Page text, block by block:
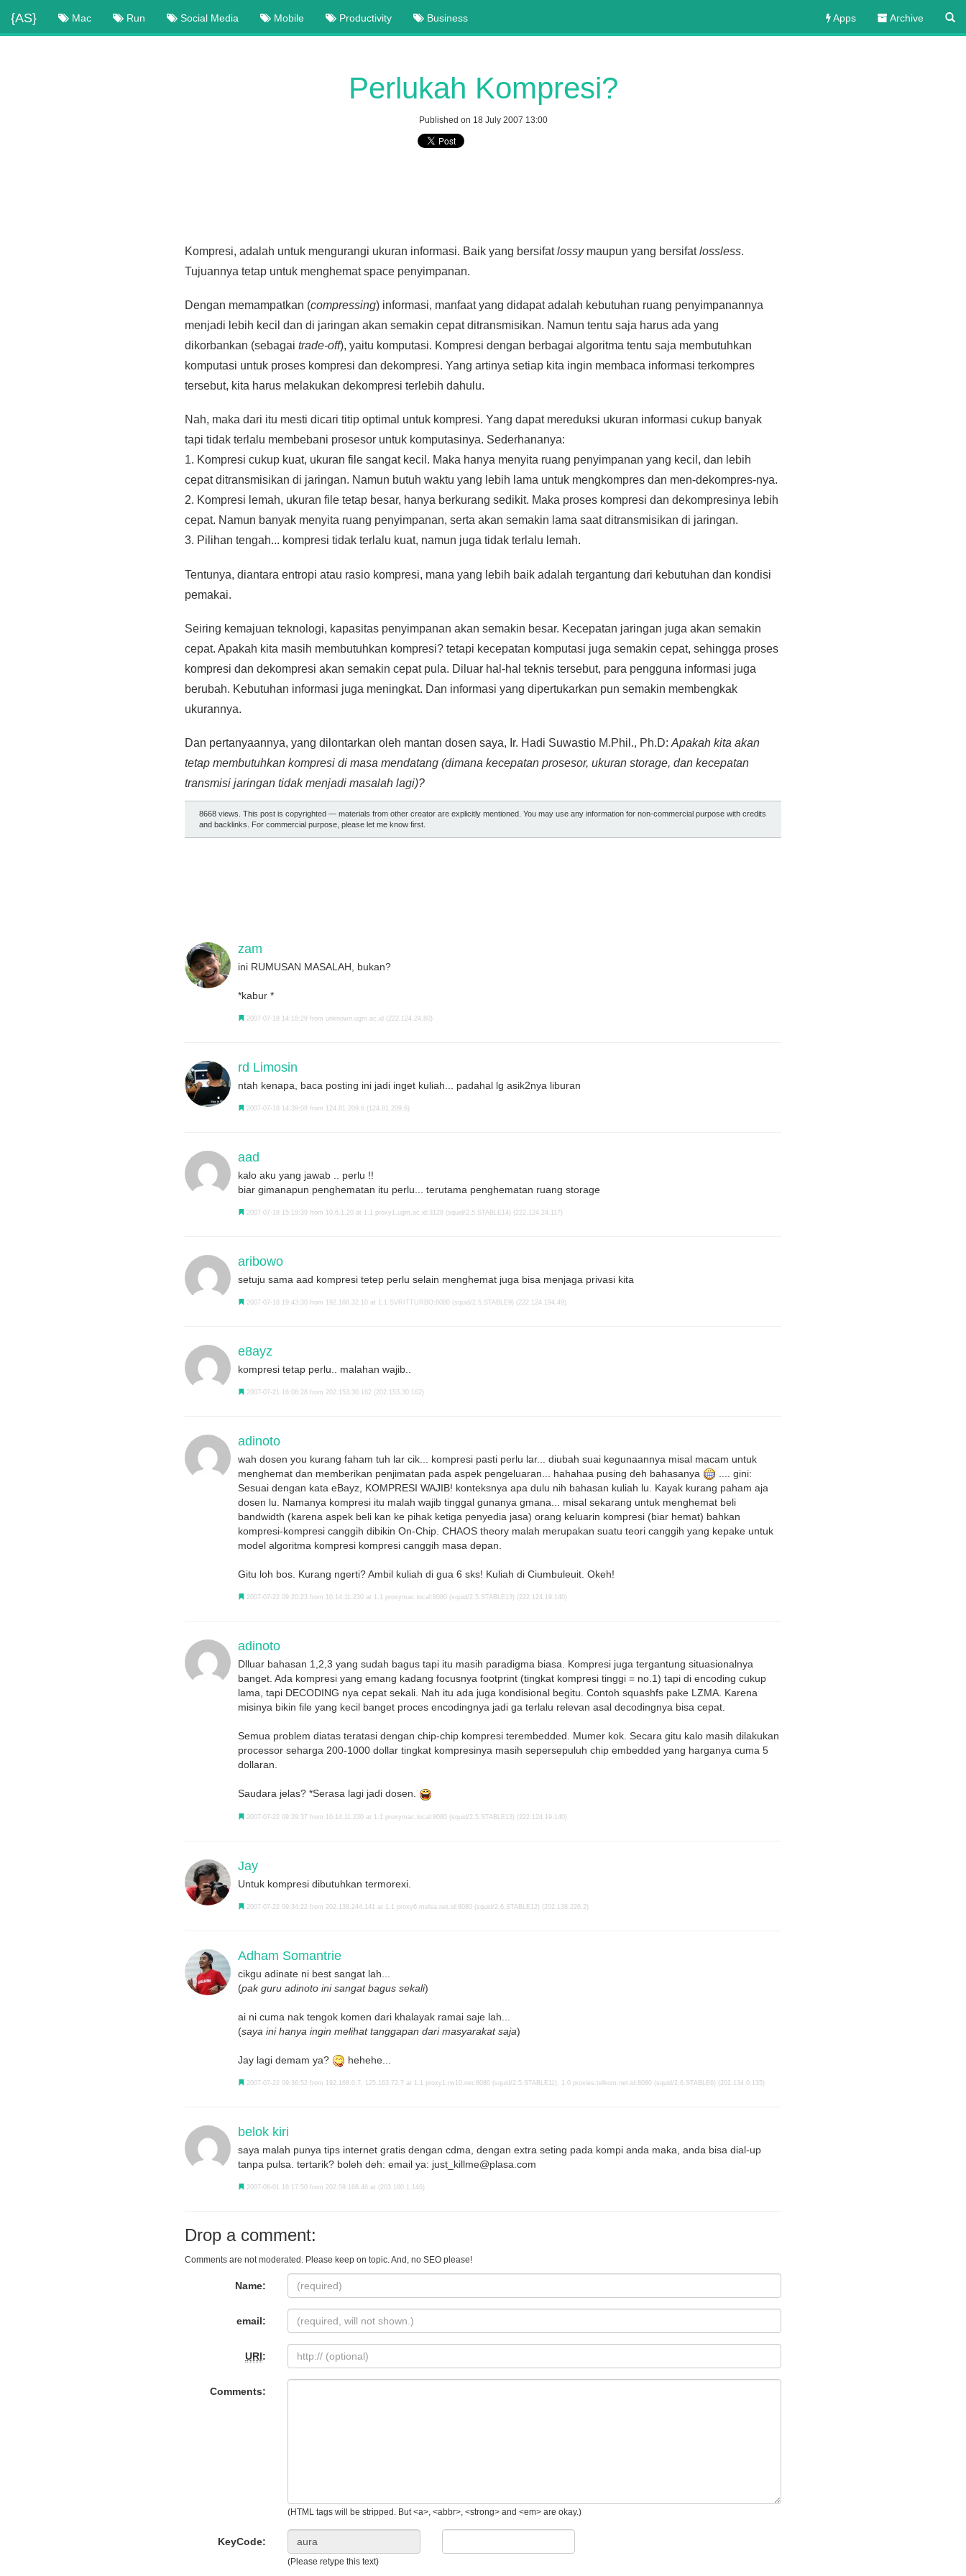
{AS} Mac Run Social Media Mobile Productivity Business Apps Archive
Perlukah Kompresi?
Published on 18 July 2007 13:00
Kompresi, adalah untuk mengurangi ukuran informasi. Baik yang bersifatlossymaupun yang bersifatlossless.
Tujuannya tetap untuk menghemat space penyimpanan.
Dengan memampatkan (compressing) informasi, manfaat yang didapat adalah kebutuhan ruang penyimpanannya
menjadi lebih kecil dan di jaringan akan semakin cepat ditransmisikan. Namun tentu saja harus ada yang
dikorbankan (sebagai trade-off), yaitu komputasi. Kompresi dengan berbagai algoritma tentu saja membutuhkan
komputasi untuk proses kompresi dan dekompresi. Yang artinya setiap kita ingin membaca informasi terkompres
tersebut, kita harus melakukan dekompresi terlebih dahulu.
Nah, maka dari itu mesti dicari titip optimal untuk kompresi. Yang dapat mereduksi ukuran informasi cukup banyak
tapi tidak terlalu membebani prosesor untuk komputasinya. Sederhananya:
1. Kompresi cukup kuat, ukuran file sangat kecil. Maka hanya menyita ruang penyimpanan yang kecil, dan lebih
cepat ditransmisikan di jaringan. Namun butuh waktu yang lebih lama untuk mengkompres dan men-dekompres-nya.
2. Kompresi lemah, ukuran file tetap besar, hanya berkurang sedikit. Maka proses kompresi dan dekompresinya lebih
cepat. Namun banyak menyita ruang penyimpanan, serta akan semakin lama saat ditransmisikan di jaringan.
3. Pilihan tengah... kompresi tidak terlalu kuat, namun juga tidak terlalu lemah.
Tentunya, diantara entropi atau rasio kompresi, mana yang lebih baik adalah tergantung dari kebutuhan dan kondisi
pemakai.
Seiring kemajuan teknologi, kapasitas penyimpanan akan semakin besar. Kecepatan jaringan juga akan semakin
cepat. Apakah kita masih membutuhkan kompresi? tetapi kecepatan komputasi juga semakin cepat, sehingga proses
kompresi dan dekompresi akan semakin cepat pula. Diluar hal-hal teknis tersebut, para pengguna informasi juga
berubah. Kebutuhan informasi juga meningkat. Dan informasi yang dipertukarkan pun semakin membengkak
ukurannya.
Dan pertanyaannya, yang dilontarkan oleh mantan dosen saya, Ir. Hadi Suwastio M.Phil., Ph.D: Apakah kita akan
tetap membutuhkan kompresi di masa mendatang (dimana kecepatan prosesor, ukuran storage, dan kecepatan
transmisi jaringan tidak menjadi masalah lagi)?
8668 views. This post is copyrighted — materials from other creator are explicitly mentioned. You may use any information for non-commercial purpose with credits
and backlinks. For commercial purpose, please let me know first.
zam
ini RUMUSAN MASALAH, bukan?
*kabur *
2007-07-18 14:18:29 from unknown.ugm.ac.id (222.124.24.80)
rd Limosin
ntah kenapa, baca posting ini jadi inget kuliah... padahal lg asik2nya liburan
2007-07-18 14:39:08 from 124.81.209.6 (124.81.209.6)
aad
kalo aku yang jawab .. perlu !!
biar gimanapun penghematan itu perlu... terutama penghematan ruang storage
2007-07-18 15:19:39 from 10.6.1.20 at 1.1 proxy1.ugm.ac.id:3128 (squid/2.5.STABLE14) (222.124.24.117)
aribowo
setuju sama aad kompresi tetep perlu selain menghemat juga bisa menjaga privasi kita
2007-07-18 19:43:30 from 192.168.32.10 at 1.1 SVRITTURBO:8080 (squid/2.5.STABLE9) (222.124.194.49)
e8ayz
kompresi tetap perlu.. malahan wajib..
2007-07-21 16:08:28 from 202.153.30.162 (202.153.30.162)
adinoto
wah dosen you kurang faham tuh lar cik... kompresi pasti perlu lar... diubah suai kegunaannya misal macam untuk
menghemat dan memberikan penjimatan pada aspek pengeluaran... hahahaa pusing deh bahasanya
.... gini:
Sesuai dengan kata eBayz, KOMPRESI WAJIB! konteksnya apa dulu nih bahasan kuliah lu. Kayak kurang paham aja
dosen lu. Namanya kompresi itu malah wajib tinggal gunanya gmana... misal sekarang untuk menghemat beli
bandwidth (karena aspek beli kan ke pihak ketiga penyedia jasa) orang keluarin kompresi (biar hemat) bahkan
kompresi-kompresi canggih dibikin On-Chip. CHAOS theory malah merupakan suatu teori canggih yang kepake untuk
model algoritma kompresi kompresi canggih masa depan.
Gitu loh bos. Kurang ngerti? Ambil kuliah di gua 6 sks! Kuliah di Ciumbuleuit. Okeh!
2007-07-22 09:20:23 from 10.14.11.230 at 1.1 proxymac.local:8080 (squid/2.5.STABLE13) (222.124.19.140)
adinoto
Dlluar bahasan 1,2,3 yang sudah bagus tapi itu masih paradigma biasa. Kompresi juga tergantung situasionalnya
banget. Ada kompresi yang emang kadang focusnya footprint (tingkat kompresi tinggi = no.1) tapi di encoding cukup
lama, tapi DECODING nya cepat sekali. Nah itu ada juga kondisional begitu. Contoh squashfs pake LZMA. Karena
misinya bikin file yang kecil banget proces encodingnya jadi ga terlalu relevan asal decodingnya bisa cepat.
Semua problem diatas teratasi dengan chip-chip kompresi terembedded. Mumer kok. Secara gitu kalo masih dilakukan
processor seharga 200-1000 dollar tingkat kompresinya masih sepersepuluh chip embedded yang harganya cuma 5
dollaran.
Saudara jelas? *Serasa lagi jadi dosen.
2007-07-22 09:29:37 from 10.14.11.230 at 1.1 proxymac.local:8080 (squid/2.5.STABLE13) (222.124.19.140)
Jay
Untuk kompresi dibutuhkan termorexi.
2007-07-22 09:34:22 from 202.138.244.141 at 1.1 proxy6.melsa.net.id:8080 (squid/2.6.STABLE12) (202.138.226.2)
Adham Somantrie
cikgu adinate ni best sangat lah...
(pak guru adinoto ini sangat bagus sekali)
ai ni cuma nak tengok komen dari khalayak ramai saje lah...
(saya ini hanya ingin melihat tanggapan dari masyarakat saja)
Jay lagi demam ya? hehehe...
2007-07-22 09:36:52 from 192.168.0.7, 125.163.72.7 at 1.1 proxy1.rw10.net:8080 (squid/2.5.STABLE11), 1.0 proxies.telkom.net.id:8080 (squid/2.6.STABLE6) (202.134.0.135)
belok kiri
saya malah punya tips internet gratis dengan cdma, dengan extra seting pada kompi anda maka, anda bisa dial-up
tanpa pulsa. tertarik? boleh deh: email ya: just_killme@plasa.com
2007-08-01 16:17:50 from 202.59.168.46 at (203.160.1.146)
Drop a comment:
Comments are not moderated. Please keep on topic. And, no SEO please!
Name:
email:
URI:
Comments:
(HTML tags will be stripped. But <a>, <abbr>, <strong> and <em> are okay.)
KeyCode:
(Please retype this text)